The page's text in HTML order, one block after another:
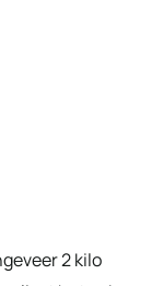
2 kilo